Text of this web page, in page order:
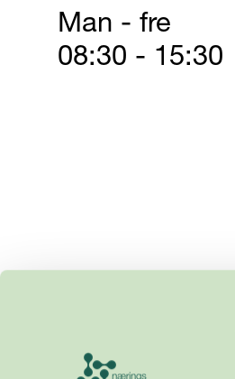
Man - fre
08:30 - 15:30